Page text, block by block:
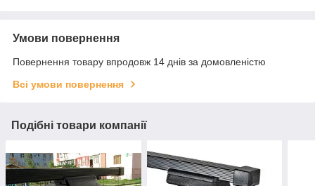
Умови повернення
Повернення товару впродовж 14 днів за домовленістю
Всі умови повернення
Подібні товари компанії